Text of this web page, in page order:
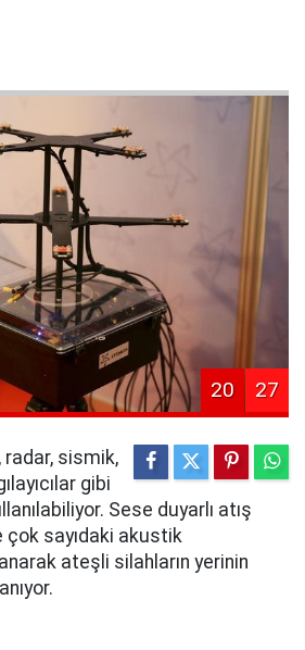
20 27
sismik,
gibi
Sese duyarlı atış
sayıdaki akustik
ateşli silahların yerinin